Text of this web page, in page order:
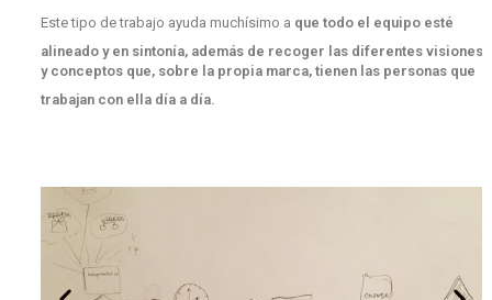
Este tipo de trabajo ayuda muchísimo a que todo el equipo esté
alineado y en sintonía, además de recoger las diferentes visiones
y conceptos que, sobre la propia marca, tienen las personas que
trabajan con ella día a día.